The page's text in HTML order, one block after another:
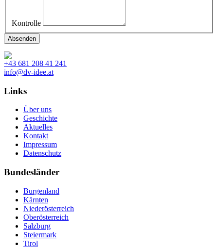
Kontrolle
+43 681 208 41 241
info@dv-idee.at
Links
Über uns
Geschichte
Aktuelles
Kontakt
Impressum
Datenschutz
Bundesländer
Burgenland
Kärnten
Niederösterreich
Oberösterreich
Salzburg
Steiermark
Tirol